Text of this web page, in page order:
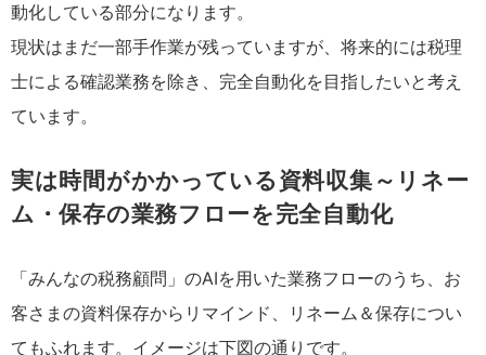
動化している部分になります。
現状はまだ一部手作業が残っていますが、将来的には税理
士による確認業務を除き、完全自動化を目指したいと考え
ています。
実は時間がかかっている資料収集～リネー
ム・保存の業務フローを完全自動化
「みんなの税務顧問」のAIを用いた業務フローのうち、お
客さまの資料保存からリマインド、リネーム＆保存につい
てもふれます。イメージは下図の通りです。